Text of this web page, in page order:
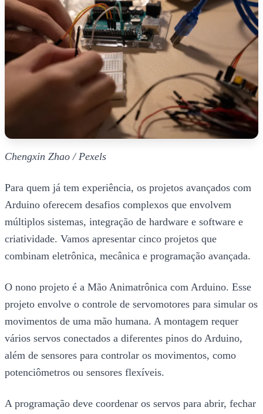
Chengxin Zhao / Pexels
Para quem já tem experiência, os projetos avançados com
Arduino oferecem desafios complexos que envolvem
múltiplos sistemas, integração de hardware e software e
criatividade. Vamos apresentar cinco projetos que
combinam eletrônica, mecânica e programação avançada.
O nono projeto é a Mão Animatrônica com Arduino. Esse
projeto envolve o controle de servomotores para simular os
movimentos de uma mão humana. A montagem requer
vários servos conectados a diferentes pinos do Arduino,
além de sensores para controlar os movimentos, como
potenciômetros ou sensores flexíveis.
A programação deve coordenar os servos para abrir, fechar